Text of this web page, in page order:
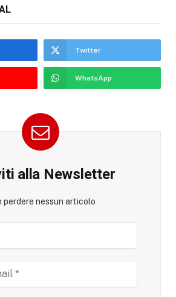
Twitter
WhatsApp
alla Newsletter
perdere nessun articolo